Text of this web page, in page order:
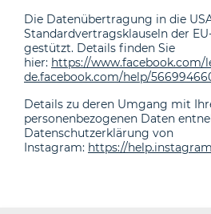
Die Datenübertragung in die
Standardvertragsklauseln der
gestützt. Details finden Sie
hier: https://www.facebook.com/
de.facebook.com/help/
Details zu deren Umgang mit
personenbezogenen Daten
Datenschutzerklärung von
Instagram: https://